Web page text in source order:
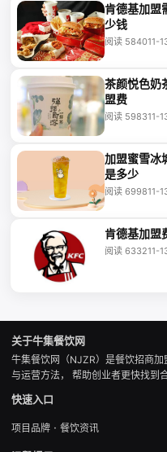
肯德基加盟
少钱
阅读 584011-
茶颜悦色奶
盟费
阅读 598311-
加盟蜜雪冰
是多少
阅读 699811-
肯德基加盟
阅读 633211-
关于牛集餐饮网
牛集餐饮网（NJZR）是餐饮招商
与运营方法， 帮助创业者更快找到
快速入口
项目品牌 · 餐饮资讯